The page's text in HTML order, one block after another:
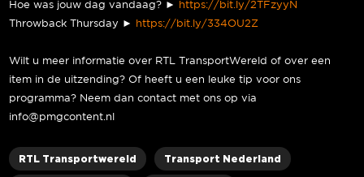
Hoe was jouw dag vandaag? ► https://bit.ly/2TFzyyN
Throwback Thursday ► https://bit.ly/334OU2Z
Wilt u meer informatie over RTL TransportWereld of over een
item in de uitzending? Of heeft u een leuke tip voor ons
programma? Neem dan contact met ons op via
info@pmgcontent.nl
RTL Transportwereld Transport Nederland